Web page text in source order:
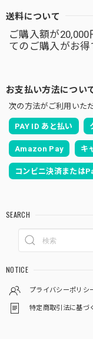
送料について
ご購入額が
てのご購入がお得
お支払い方法につい
次の方法がご利用いた
PAY ID あと払い
Amazon Pay キ
コンビニ決済または
SEARCH
NOTICE
プライバシーポリシ
特定商取引法に基づ